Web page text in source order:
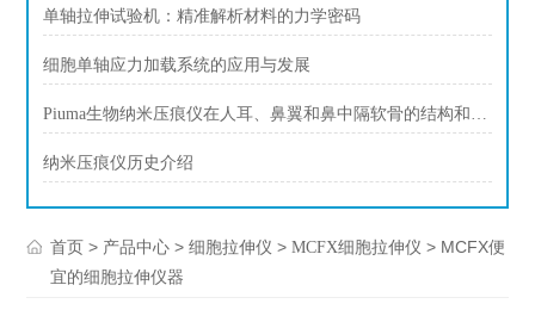
单轴拉伸试验机：精准解析材料的力学密码
细胞单轴应力加载系统的应用与发展
Piuma生物纳米压痕仪在人耳、鼻翼和鼻中隔软骨的结构和机械比较
纳米压痕仪历史介绍
首页 > 产品中心 >细胞拉伸仪 >MCFX细胞拉伸仪 > MCFX便
宜的细胞拉伸仪器